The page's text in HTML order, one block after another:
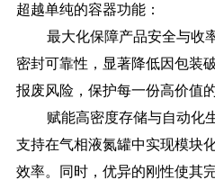
超越单纯的容器功能：
最大化保障产品安全与收
密封可靠性，显著降低因包装
报废风险，保护每一份高价值
赋能高密度存储与自动化
支持在气相液氮罐中实现模块
效率。同时，优异的刚性使其